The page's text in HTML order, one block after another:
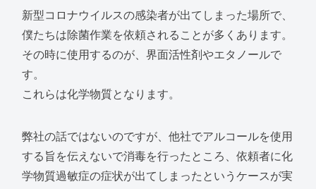
新型コロナウイルスの感染者が出てしまった場所で、
僕たちは除菌作業を依頼されることが多くあります。
その時に使用するのが、界面活性剤やエタノールで
す。
これらは化学物質となります。
弊社の話ではないのですが、他社でアルコールを使用
する旨を伝えないで消毒を行ったところ、依頼者に化
学物質過敏症の症状が出てしまったというケースが実